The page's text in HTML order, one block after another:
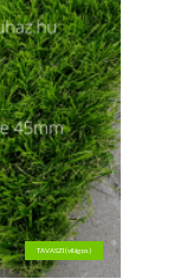
TAVASZI (világos)